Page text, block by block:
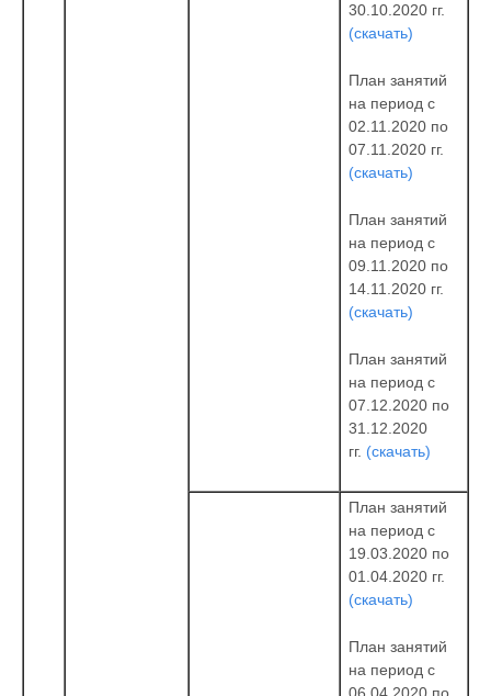
30.10.2020 гг.
(скачать)
План занятий
на период с
02.11.2020 по
07.11.2020 гг.
(скачать)
План занятий
на период с
09.11.2020 по
14.11.2020 гг.
(скачать)
План занятий
на период с
07.12.2020 по
31.12.2020
гг. (скачать)
План занятий
на период с
19.03.2020 по
01.04.2020 гг.
(скачать)
План занятий
на период с